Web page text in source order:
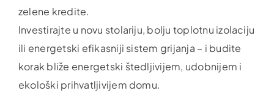
zelene kredite.
Investirajte u novu stolariju, bolju toplotnu izolaciju
ili energetski efikasniji sistem grijanja – i budite
korak bliže energetski štedljivijem, udobnijem i
ekološki prihvatljivijem domu.